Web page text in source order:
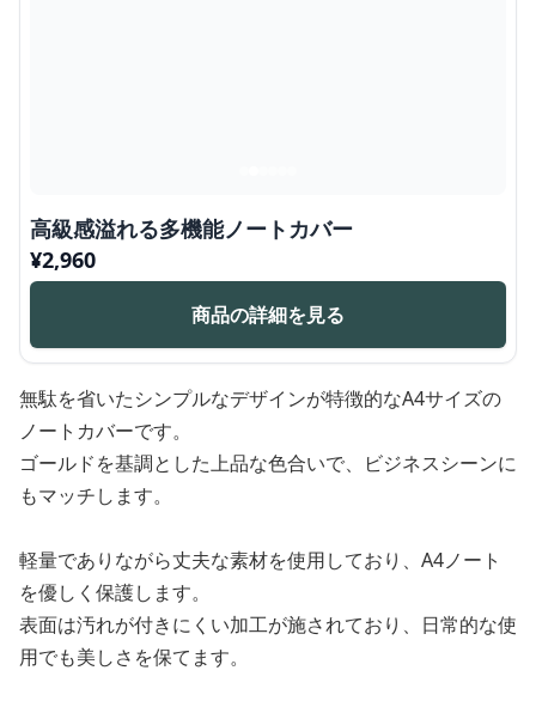
高級感溢れる多機能ノートカバー
¥2,960
商品の詳細を見る
無駄を省いたシンプルなデザインが特徴的なA4サイズの
ノートカバーです。
ゴールドを基調とした上品な色合いで、ビジネスシーンに
もマッチします。
軽量でありながら丈夫な素材を使用しており、A4ノート
を優しく保護します。
表面は汚れが付きにくい加工が施されており、日常的な使
用でも美しさを保てます。